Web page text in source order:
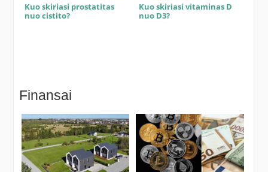
Kuo skiriasi prostatitas
nuo cistito?
Kuo skiriasi vitaminas D
nuo D3?
Finansai